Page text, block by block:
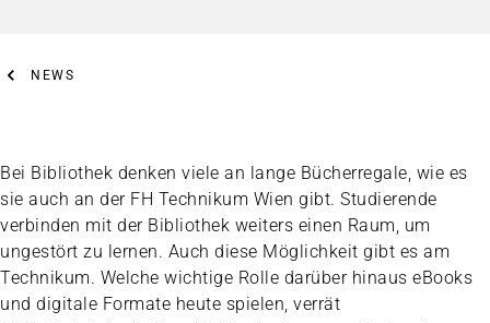
NEWS
Bei Bibliothek denken viele an lange Bücherregale, wie es
sie auch an der FH Technikum Wien gibt. Studierende
verbinden mit der Bibliothek weiters einen Raum, um
ungestört zu lernen. Auch diese Möglichkeit gibt es am
Technikum. Welche wichtige Rolle darüber hinaus eBooks
und digitale Formate heute spielen, verrät